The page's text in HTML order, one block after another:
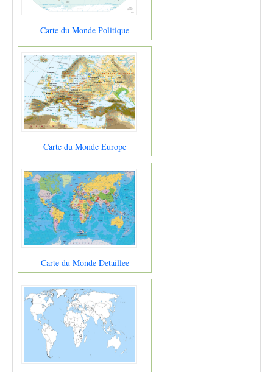
Carte du Monde Politique
Carte du Monde Europe
Carte du Monde Detaillee